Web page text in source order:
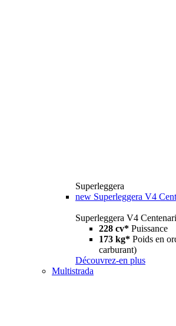
Superleggera
new Superleggera V4
Superleggera V4
228 cv* Puissance
173 kg* Poids en
carburant)
Découvrez-en plus
Multistrada